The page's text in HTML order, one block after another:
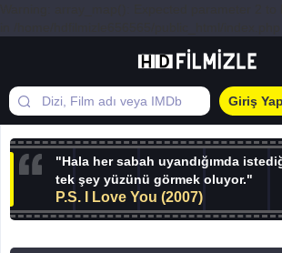
Giriş Yap
"Hala her sabah uyandığımda
tek şey yüzünü görmek oluyor."
P.S. I Love You (2007)